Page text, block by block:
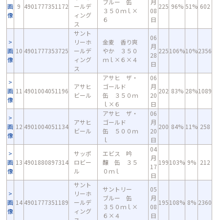
画
像
9 4901777351172
ールデ
ィング
ス
ブルー 缶
３５０ｍｌ×
６
月
08
日
225 96% 51% 602
画
像
10 4901777353725
サント
リーホ
ールデ
ィング
ス
金麦 香り爽
やか ３５０
ｍｌ×６×４
06
月
28
日
225106%10%2356
画
像
11 4901004051196
アサヒ
ビール
アサヒ ザ・
ゴールド
缶 ３５０ｍ
ｌ×６
06
月
20
日
202 83% 28%1089
画
像
12 4901004051134
アサヒ
ビール
アサヒ ザ・
ゴールド
缶 ５００ｍ
ｌ
06
月
20
日
200 84% 11% 258
画
像
13 4901880897314
サッポ
ロビー
ル
エビス 吟
醸 缶 ３５
０ｍｌ
04
月
17
日
199103% 9% 212
画
像
14 4901777351189
サント
リーホ
ールデ
ィング
サントリー
ブルー 缶
３５０ｍｌ×
６×４
05
月
08
日
195108% 8% 2360